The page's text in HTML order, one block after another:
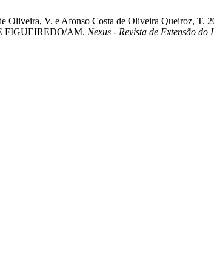
Oliveira, V. e Afonso Costa de Oliveira
FIGUEIREDO/AM. Nexus - Revista de Extensão do